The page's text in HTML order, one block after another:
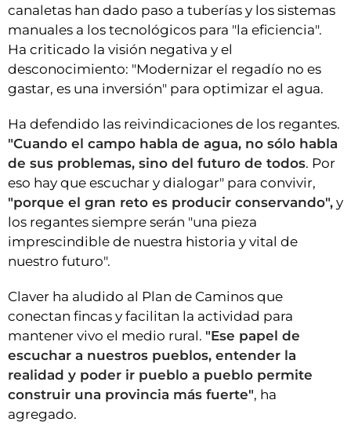
canaletas han dado paso a tuberías y los sistemas
manuales a los tecnológicos para "la eficiencia".
Ha criticado la visión negativa y el
desconocimiento: "Modernizar el regadío no es
gastar, es una inversión" para optimizar el agua.
Ha defendido las reivindicaciones de los regantes.
"Cuando el campo habla de agua, no sólo habla
de sus problemas, sino del futuro de todos. Por
eso hay que escuchar y dialogar" para convivir,
"porque el gran reto es producir conservando", y
los regantes siempre serán "una pieza
imprescindible de nuestra historia y vital de
nuestro futuro".
Claver ha aludido al Plan de Caminos que
conectan fincas y facilitan la actividad para
mantener vivo el medio rural. "Ese papel de
escuchar a nuestros pueblos, entender la
realidad y poder ir pueblo a pueblo permite
construir una provincia más fuerte", ha
agregado.